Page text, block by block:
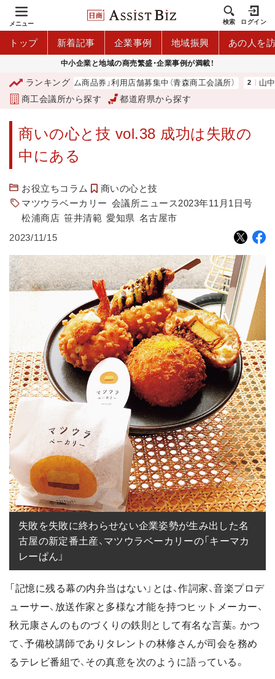
メニュー 検索 ログイン
トップ 新着記事 企業事例 地域振興 あの人を
中小企業と地域の商売繁盛・企業事例が満載！
ランキング
森市プレミアム商品券」利用店舗募集中（青森商工会議所） 山中伸弥
商工会議所から探す 都道府県から探す
商いの心と技 vol.38 成功は失敗の
中にある
お役立ちコラム
商いの心と技
マツウラベーカリー 会議所ニュース2023年11月1日号
松浦商店 笹井清範 愛知県 名古屋市
2023/11/15
失敗を失敗に終わらせない企業姿勢が生み出した名
古屋の新定番土産、マツウラベーカリーの「キーマカ
レーぱん」
「記憶に残る幕の内弁当はない」とは、作詞家、音楽プロデ
ューサー、放送作家と多様な才能を持つヒットメーカー、
秋元康さんのものづくりの鉄則として有名な言葉。かつ
て、予備校講師でありタレントの林修さんが司会を務め
るテレビ番組で、その真意を次のように語っている。